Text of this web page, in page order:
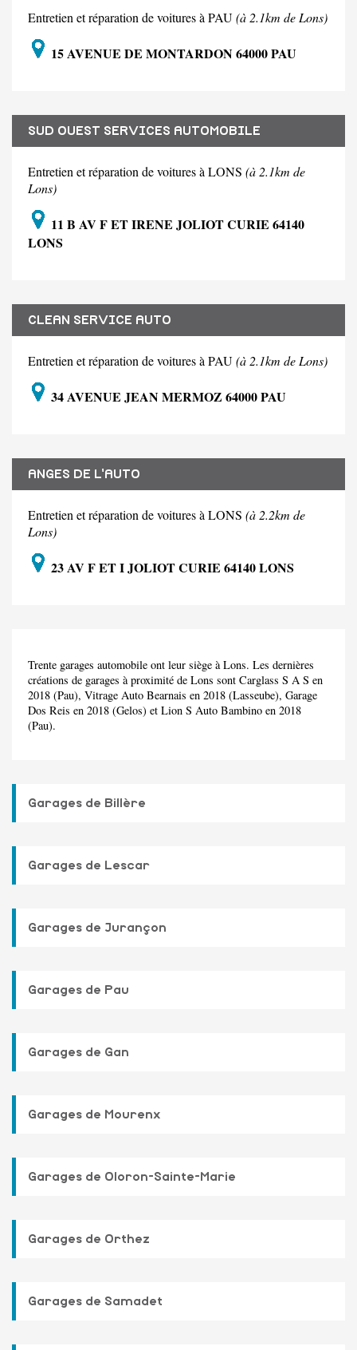
Entretien et réparation de voitures à PAU(à 2.1km de Lons)
15 AVENUE DE MONTARDON 64000 PAU
SUD OUEST SERVICES AUTOMOBILE
Entretien et réparation de voitures à LONS (à 2.1km de
Lons)
11 B AV F ET IRENE JOLIOT CURIE 64140
LONS
CLEAN SERVICE AUTO
Entretien et réparation de voitures à PAU(à 2.1km de Lons)
34 AVENUE JEAN MERMOZ 64000 PAU
ANGES DE L'AUTO
Entretien et réparation de voitures à LONS (à 2.2km de
Lons)
23 AV F ET I JOLIOT CURIE 64140 LONS
Trente garages automobile ont leur siège à Lons. Les dernières
créations de garages à proximité de Lons sont Carglass S A S en
2018 (Pau), Vitrage Auto Bearnais en 2018 (Lasseube), Garage
Dos Reis en 2018 (Gelos) et Lion S Auto Bambino en 2018
(Pau).
Garages de Billère
Garages de Lescar
Garages de Jurançon
Garages de Pau
Garages de Gan
Garages de Mourenx
Garages de Oloron-Sainte-Marie
Garages de Orthez
Garages de Samadet